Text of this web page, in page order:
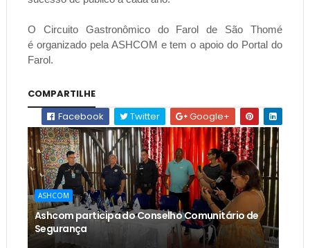
O Circuito Gastronômico do Farol de São Thomé
é organizado pela ASHCOM e tem o apoio do Portal do
Farol.
COMPARTILHE
Facebook
Twitter Google+
ASHCOM
Ashcom participa do Conselho Comunitário de
Segurança